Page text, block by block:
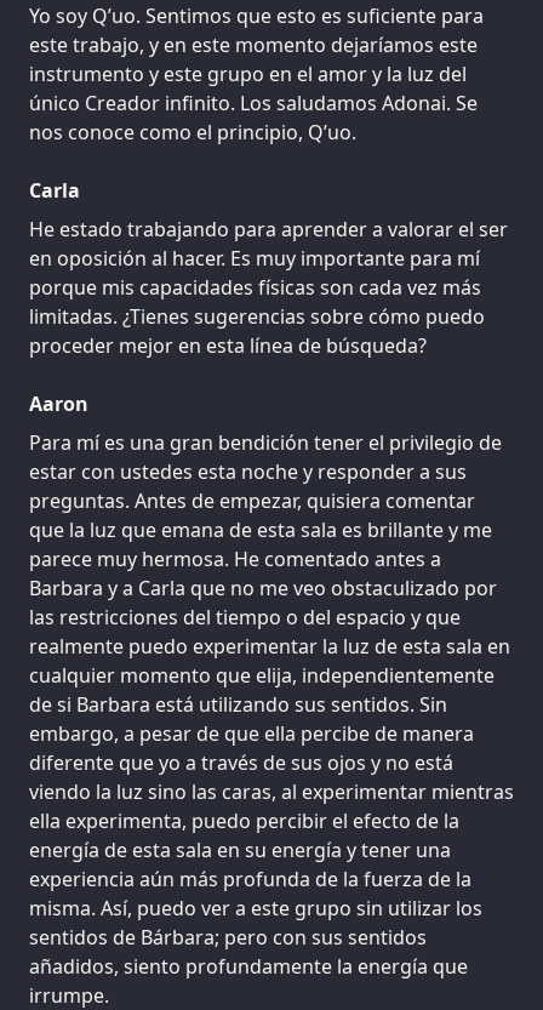
Yo soy Q’uo. Sentimos que esto es suficiente para
este trabajo, y en este momento dejaríamos este
instrumento y este grupo en el amor y la luz del
único Creador infinito. Los saludamos Adonai. Se
nos conoce como el principio, Q’uo.
Carla
He estado trabajando para aprender a valorar el ser
en oposición al hacer. Es muy importante para mí
porque mis capacidades físicas son cada vez más
limitadas. ¿Tienes sugerencias sobre cómo puedo
proceder mejor en esta línea de búsqueda?
Aaron
Para mí es una gran bendición tener el privilegio de
estar con ustedes esta noche y responder a sus
preguntas. Antes de empezar, quisiera comentar
que la luz que emana de esta sala es brillante y me
parece muy hermosa. He comentado antes a
Barbara y a Carla que no me veo obstaculizado por
las restricciones del tiempo o del espacio y que
realmente puedo experimentar la luz de esta sala en
cualquier momento que elija, independientemente
de si Barbara está utilizando sus sentidos. Sin
embargo, a pesar de que ella percibe de manera
diferente que yo a través de sus ojos y no está
viendo la luz sino las caras, al experimentar mientras
ella experimenta, puedo percibir el efecto de la
energía de esta sala en su energía y tener una
experiencia aún más profunda de la fuerza de la
misma. Así, puedo ver a este grupo sin utilizar los
sentidos de Bárbara; pero con sus sentidos
añadidos, siento profundamente la energía que
irrumpe.